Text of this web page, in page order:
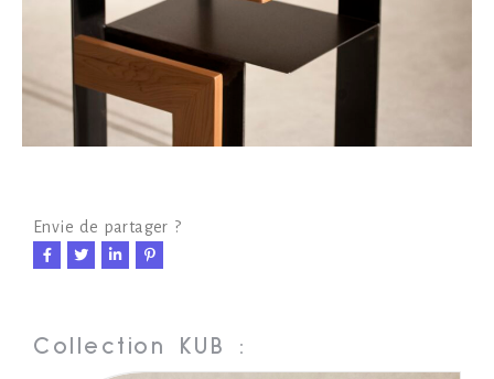
Envie de partager ?
Collection KUB :